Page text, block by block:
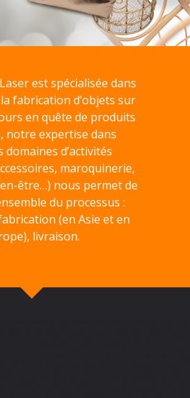
est spécialisée dans
fabrication d’objets sur
en quête de produits
notre expertise dans
d’activités
maroquinerie,
être…) nous permet de
du processus :
(en Asie et en
livraison.